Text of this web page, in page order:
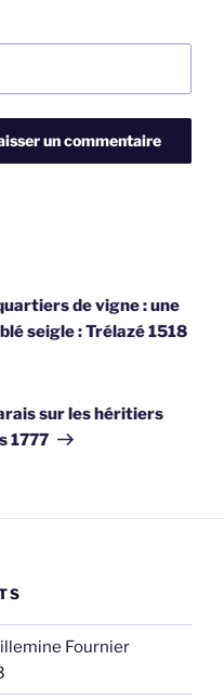
de vigne : une
seigle : Trélazé 1518
sur les héritiers
1777
Fournier